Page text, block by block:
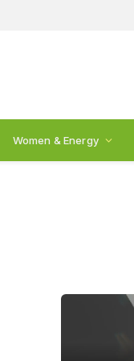
Women & Energy